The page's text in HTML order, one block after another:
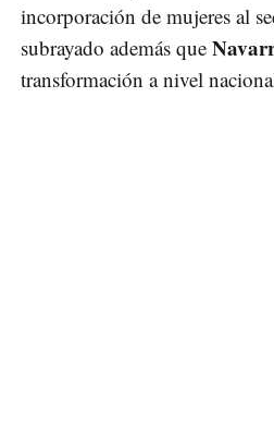
incorporación de mujeres al
subrayado además que
transformación a nivel